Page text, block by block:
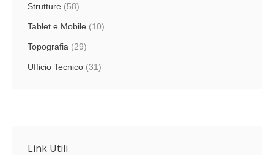
Strutture (58)
Tablet e Mobile (10)
Topografia (29)
Ufficio Tecnico (31)
Link Utili